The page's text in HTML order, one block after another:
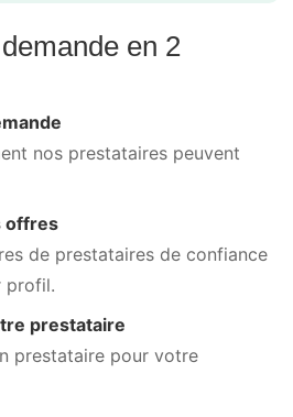
en 2
nos prestataires peuvent
offres
de prestataires de confiance
profil.
prestataire
prestataire pour votre